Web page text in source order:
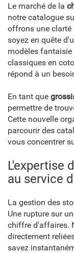
Le marché de la
notre catalogue
offrons une clarté
soyez en quête
modèles
classiques en
répond à un
En tant que
permettre de
Cette nouvelle
parcourir des
vous concentrer
L'expertise
au service
La gestion des
Une rupture sur
chiffre d'affaires.
directement
savez